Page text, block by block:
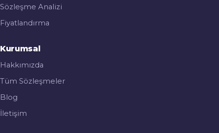
Sözleşme Analizi
Fiyatlandırma
Kurumsal
Hakkımızda
Tüm Sözleşmeler
Blog
İletişim